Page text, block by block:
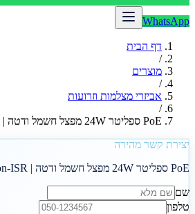
WhatsApp
דף הבית
/
מוצרים
/
אביזרי מצלמות וזרועות
/
PoE ספליטר 24W מפצל חשמל ודטה | Provision-ISR
יצירת קשר מהירה
PoE ספליטר 24W מפצל חשמל ודטה | Provision-ISR
שם
טלפון